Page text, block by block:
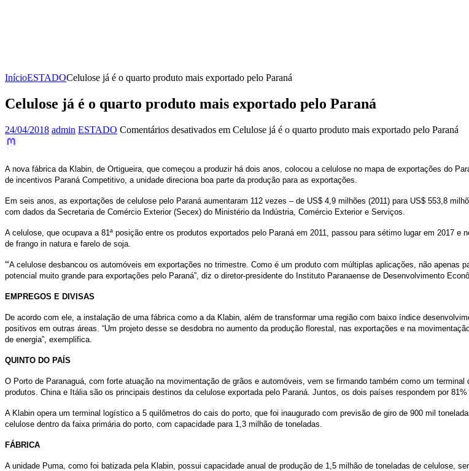
InícioESTADOCelulose já é o quarto produto mais exportado pelo Paraná
Celulose já é o quarto produto mais exportado pelo Paraná
24/04/2018 admin ESTADO Comentários desativados em Celulose já é o quarto produto mais exportado pelo Paraná
A nova fábrica da Klabin, de Ortigueira, que começou a produzir há dois anos, colocou a celulose no mapa de exportações do
de incentivos Paraná Competitivo, a unidade direciona boa parte da produção para as exportações.
Em seis anos, as exportações de celulose pelo Paraná aumentaram 112 vezes – de US$ 4,9 milhões (2011) para US$ 553,8
com dados da Secretaria de Comércio Exterior (Secex) do Ministério da Indústria, Comércio Exterior e Serviços.
A celulose, que ocupava a 81ª posição entre os produtos exportados pelo Paraná em 2011, passou para sétimo lugar em 2017
de frango in natura e farelo de soja.
“A celulose desbancou os automóveis em exportações no trimestre. Como é um produto com múltiplas aplicações, não apenas
potencial muito grande para exportações pelo Paraná”, diz o diretor-presidente do Instituto Paranaense de Desenvolvimento
EMPREGOS E DIVISAS
De acordo com ele, a instalação de uma fábrica como a da Klabin, além de transformar uma região com baixo índice
positivos em outras áreas. “Um projeto desse se desdobra no aumento da produção florestal, nas exportações e na
de energia”, exemplifica.
QUINTO DO PAÍS
O Porto de Paranaguá, com forte atuação na movimentação de grãos e automóveis, vem se firmando também como um
produtos. China e Itália são os principais destinos da celulose exportada pelo Paraná. Juntos, os dois países respondem por 81%
A Klabin opera um terminal logístico a 5 quilômetros do cais do porto, que foi inaugurado com previsão de giro de 900 mil
celulose dentro da faixa primária do porto, com capacidade para 1,3 milhão de toneladas.
FÁBRICA
A unidade Puma, como foi batizada pela Klabin, possui capacidade anual de produção de 1,5 milhão de toneladas de celulose,